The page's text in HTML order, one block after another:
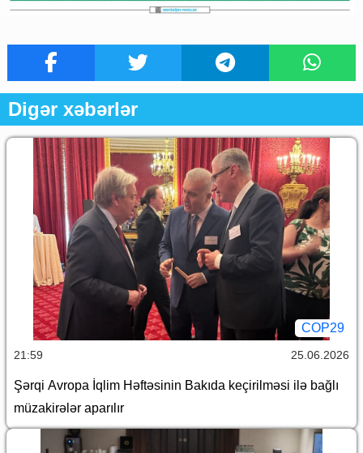
Digər xəbərlər
COP29
21:59 25.06.2026
Şərqi Avropa İqlim Həftəsinin Bakıda keçirilməsi ilə bağlı
müzakirələr aparılır